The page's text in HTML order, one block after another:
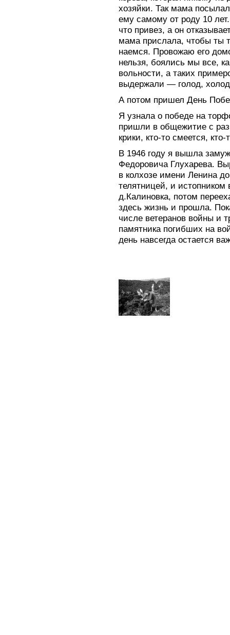
хозяйки. Так мама
ему самому от роду 10
что привез, а он
мама прислала, чтобы ты
наемся. Провожаю его
нельзя, боялись мы все,
вольности, а таких
выдержали — голод,
А потом пришел День
Я узнала о победе на
пришли в общежитие с
крики, кто-то смеется,
В 1946 году я вышла
Федоровича Глухарева.
в колхозе имени Ленина
телятницей, и
д.Калиновка, потом
здесь жизнь и прошла.
числе ветеранов войны и
памятника погибших на
день навсегда остается